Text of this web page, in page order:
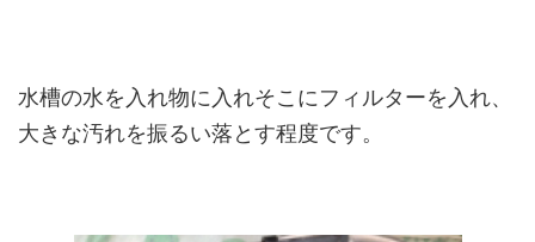
水槽の水を入れ物に入れそこにフィルターを入れ、
大きな汚れを振るい落とす程度です。